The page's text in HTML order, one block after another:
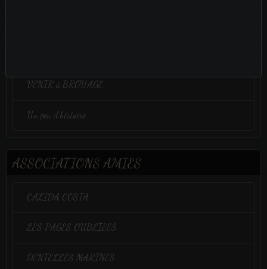
VENIR à BROUAGE
Un peu d'histoire
ASSOCIATIONS AMIES
CALIDA COSTA
LES PAGES OUBLIEES
DENTELLES MARINES